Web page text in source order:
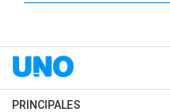
PRINCIPALES